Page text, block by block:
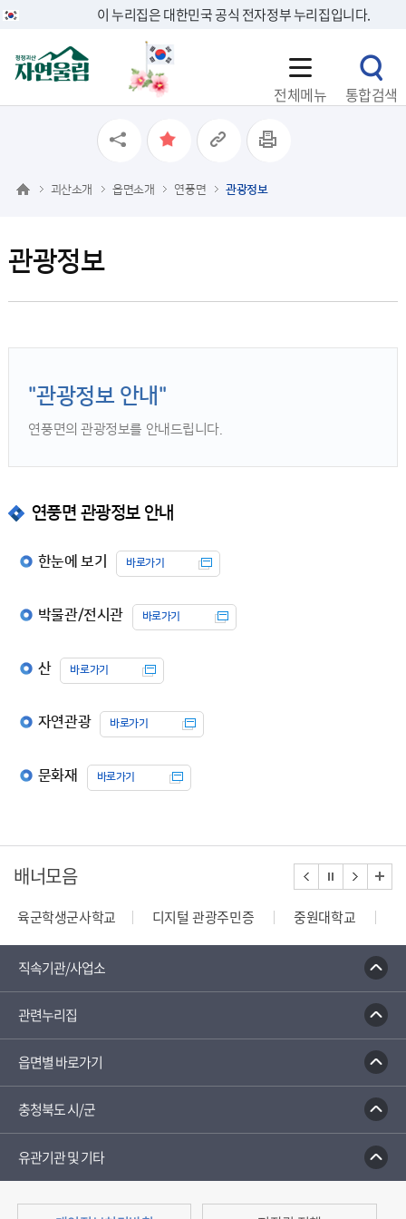
이 누리집은 대한민국 공식 전자정부 누리집입니다.
전체메뉴 통합검색
관광정보
괴산소개 읍면소개 연풍면 관광정보
"관광정보 안내"
연풍면의 관광정보를 안내드립니다.
연풍면 관광정보 안내
한눈에 보기 바로가기
박물관/전시관 바로가기
산 바로가기
자연관광 바로가기
문화재 바로가기
배너모음
육군학생군사학교 디지털 관광주민증 중원대학교
직속기관/사업소
관련누리집
읍면별 바로가기
충청북도 시/군
유관기관 및 기타